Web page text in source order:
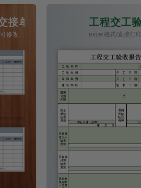
接单excel模板
修改
工程交工
excel格式/直接打